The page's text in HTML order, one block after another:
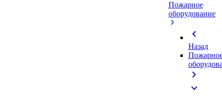
Пожарное
оборудование
chevron_left
Назад
chevron_right
expand_more